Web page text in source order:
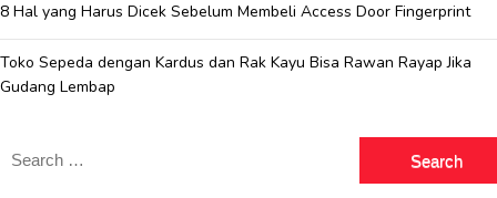
8 Hal yang Harus Dicek Sebelum Membeli Access Door Fingerprint
Toko Sepeda dengan Kardus dan Rak Kayu Bisa Rawan Rayap Jika
Gudang Lembap
Search